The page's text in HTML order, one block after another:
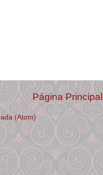
Página Principal
(Atom)